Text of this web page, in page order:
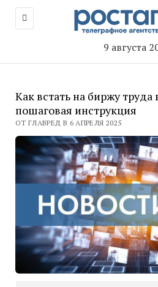
9 августа
Как встать на биржу труда
пошаговая инструкция
ОТ ГЛАВРЕД В 6 АПРЕЛЯ 2025